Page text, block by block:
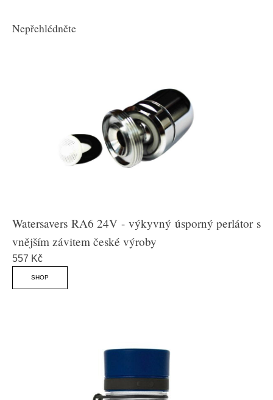
Nepřehlédněte
Watersavers RA6 24V - výkyvný úsporný perlátor s
vnějším závitem české výroby
557 Kč
SHOP